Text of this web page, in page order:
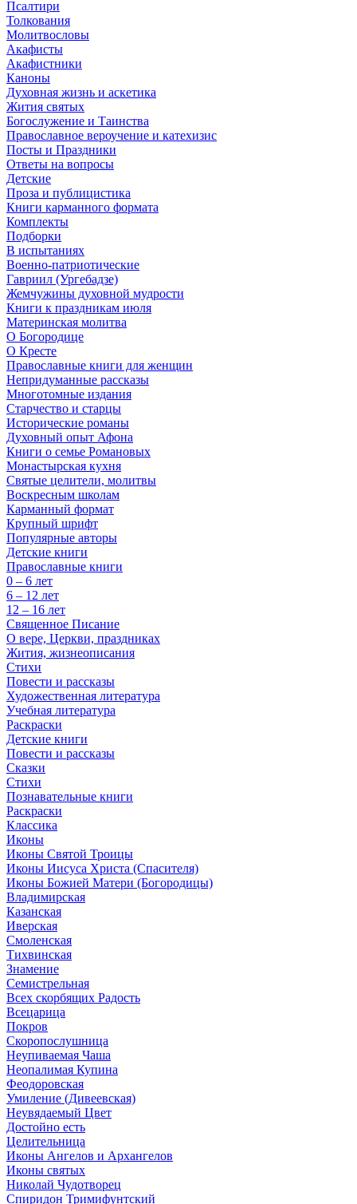
Псалтири
Толкования
Молитвословы
Акафисты
Акафистники
Каноны
Духовная жизнь и аскетика
Жития святых
Богослужение и Таинства
Православное вероучение и катехизис
Посты и Праздники
Ответы на вопросы
Детские
Проза и публицистика
Книги карманного формата
Комплекты
Подборки
В испытаниях
Военно-патриотические
Гавриил (Ургебадзе)
Жемчужины духовной мудрости
Книги к праздникам июля
Материнская молитва
О Богородице
О Кресте
Православные книги для женщин
Непридуманные рассказы
Многотомные издания
Старчество и старцы
Исторические романы
Духовный опыт Афона
Книги о семье Романовых
Монастырская кухня
Святые целители, молитвы
Воскресным школам
Карманный формат
Крупный шрифт
Популярные авторы
Детские книги
Православные книги
0 – 6 лет
6 – 12 лет
12 – 16 лет
Священное Писание
О вере, Церкви, праздниках
Жития, жизнеописания
Стихи
Повести и рассказы
Художественная литература
Учебная литература
Раскраски
Детские книги
Повести и рассказы
Сказки
Стихи
Познавательные книги
Раскраски
Классика
Иконы
Иконы Святой Троицы
Иконы Иисуса Христа (Спасителя)
Иконы Божией Матери (Богородицы)
Владимирская
Казанская
Иверская
Смоленская
Тихвинская
Знамение
Семистрельная
Всех скорбящих Радость
Всецарица
Покров
Скоропослушница
Неупиваемая Чаша
Неопалимая Купина
Феодоровская
Умиление (Дивеевская)
Неувядаемый Цвет
Достойно есть
Целительница
Иконы Ангелов и Архангелов
Иконы святых
Николай Чудотворец
Спиридон Тримифунтский